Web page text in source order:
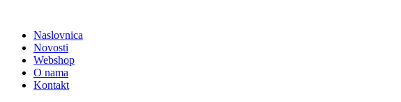
Naslovnica
Novosti
Webshop
O nama
Kontakt